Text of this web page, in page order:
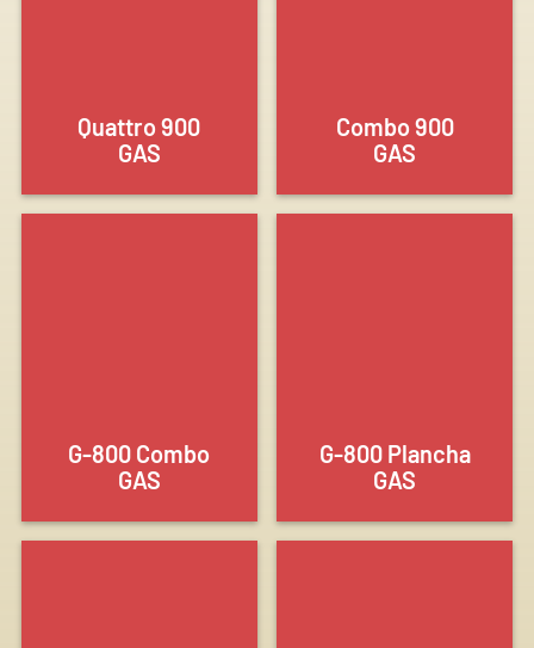
Quattro 900
GAS
Combo 900
GAS
G-800 Combo
GAS
G-800 Plancha
GAS